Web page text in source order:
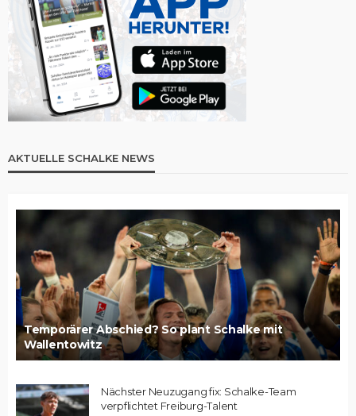
AKTUELLE SCHALKE NEWS
Temporärer Abschied? So plant Schalke mit
Wallentowitz
Nächster Neuzugang fix: Schalke-Team
verpflichtet Freiburg-Talent